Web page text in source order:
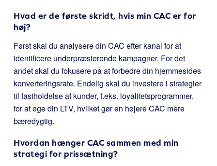
Hvad er de første skridt, hvis min CAC er for
høj?
Først skal du analysere din CAC efter kanal for at
identificere underpræsterende kampagner. For det
andet skal du fokusere på at forbedre din hjemmesides
konverteringsrate. Endelig skal du investere i strategier
til fastholdelse af kunder, f.eks. loyalitetsprogrammer,
for at øge din LTV, hvilket gør en højere CAC mere
bæredygtig.
Hvordan hænger CAC sammen med min
strategi for prissætning?